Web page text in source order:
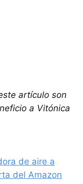
artículo son
a Vitónica
de aire a
del Amazon